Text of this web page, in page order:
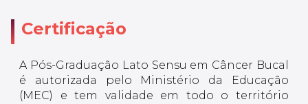
Certificação
A Pós-Graduação Lato Sensu em Câncer Bucal
é autorizada pelo Ministério da Educação
(MEC) e tem validade em todo o território